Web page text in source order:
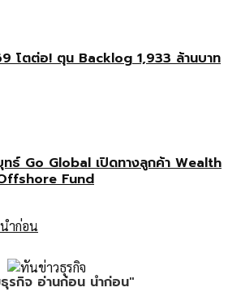
โตต่อ! ตุน Backlog 1,933 ล้านบาท
ทธ์ Go Global เปิดทางลูกค้า Wealth
Fund
ธุรกิจ อ่านก่อน นำก่อน"